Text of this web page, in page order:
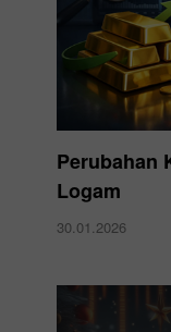
Perubahan
Logam
30.01.2026